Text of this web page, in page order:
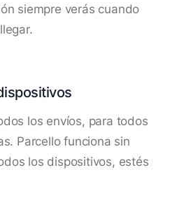
siempre verás cuando
los envíos, para todos
Parcello funciona sin
los dispositivos, estés